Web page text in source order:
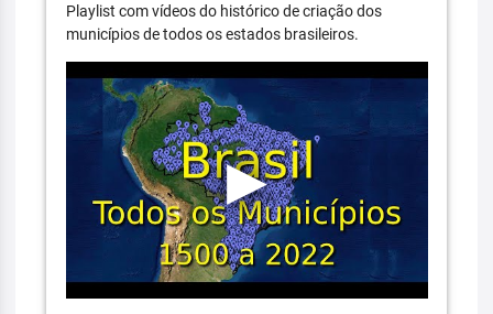
Playlist com vídeos do histórico de criação dos
municípios de todos os estados brasileiros.